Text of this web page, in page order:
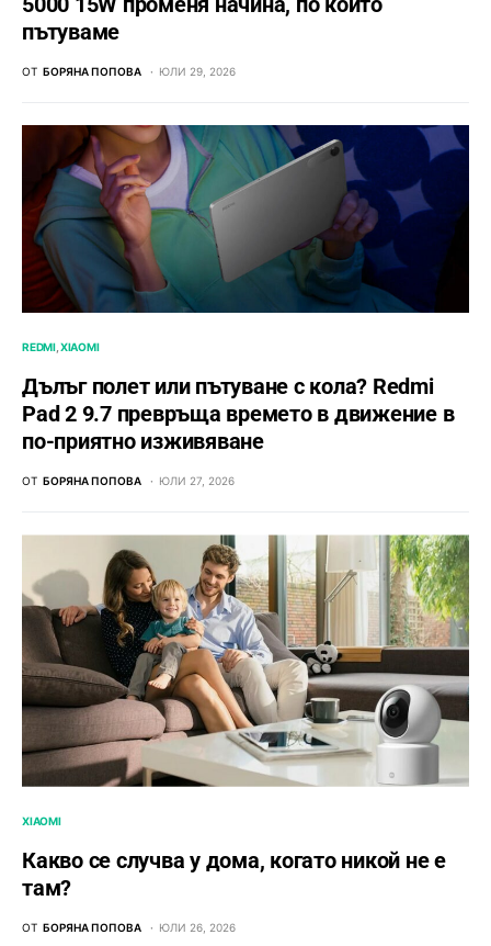
пътуваме
ОТ БОРЯНА ПОПОВА ЮЛИ 29, 2026
REDMI XIAOMI
Дълъг полет или пътуване с кола? Redmi
Pad 2 9.7 превръща времето в движение в
по-приятно изживяване
ОТ БОРЯНА ПОПОВА ЮЛИ 27, 2026
XIAOMI
Какво се случва у дома, когато никой не е
там?
ОТ БОРЯНА ПОПОВА ЮЛИ 26, 2026